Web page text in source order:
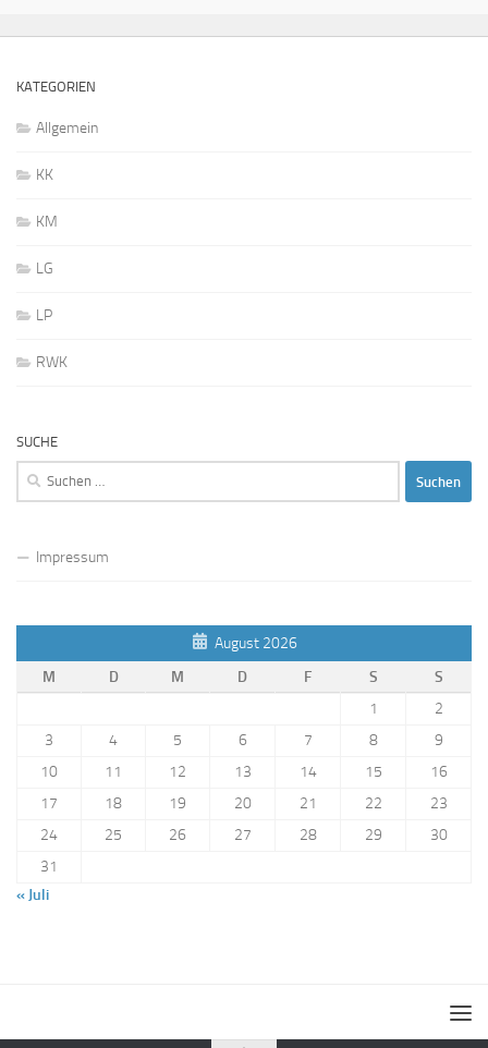
KATEGORIEN
Allgemein
KK
KM
LG
LP
RWK
SUCHE
Suchen
Impressum
August 2026
M
D M D F S
S
1
2
3
4 5 6 7 8
9
10
11 12 13 14 15
16
17
18 19 20 21 22
23
24
25 26 27 28 29
30
31
« Juli